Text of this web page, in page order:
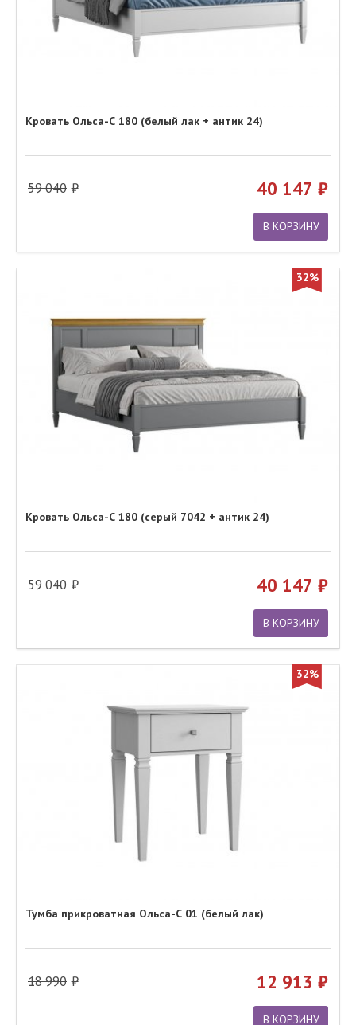
Кровать Ольса-С 180 (белый лак + антик 24)
59 040 40 147
В КОРЗИНУ
32%
Кровать Ольса-С 180 (серый 7042 + антик 24)
59 040 40 147
В КОРЗИНУ
32%
Тумба прикроватная Ольса-С 01 (белый лак)
18 990 12 913
В КОРЗИНУ